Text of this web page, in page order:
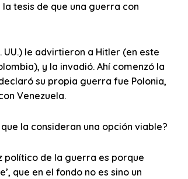
tesis de que una guerra con
UU.) le advirtieron a Hitler (en este
y la invadió. Ahí comenzó la
su propia guerra fue Polonia,
Venezuela.
la consideran una opción viable?
político de la guerra es porque
que en el fondo no es sino un